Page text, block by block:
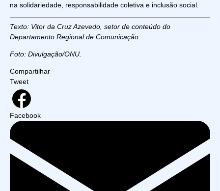
na solidariedade, responsabilidade coletiva e inclusão social.
Texto: Vitor da Cruz Azevedo, setor de conteúdo do
Departamento Regional de Comunicação.
Foto: Divulgação/ONU.
Compartilhar
Tweet
Facebook